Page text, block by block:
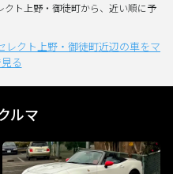
ト上野・御徒町から、近い順に予
レクト上野・御徒町近辺の車をマ
る
ルマ